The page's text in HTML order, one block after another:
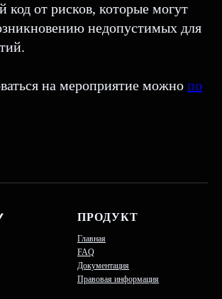
код от рисков, которые могут
недопустимых для
на мероприятие можно по
ПРОДУКТ
Главная
FAQ
Документация
Правовая информация